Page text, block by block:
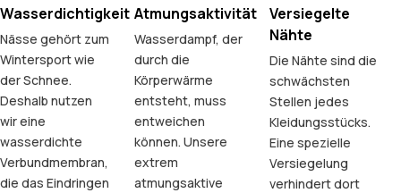
Wasserdichtigkeit
Nässe gehört zum
Wintersport wie
der Schnee.
Deshalb nutzen
wir eine
wasserdichte
Verbundmembran,
die das Eindringen
Atmungsaktivität
Wasserdampf, der
durch die
Körperwärme
entsteht, muss
entweichen
können. Unsere
extrem
atmungsaktive
Versiegelte
Nähte
Die Nähte sind die
schwächsten
Stellen jedes
Kleidungsstücks.
Eine spezielle
Versiegelung
verhindert dort